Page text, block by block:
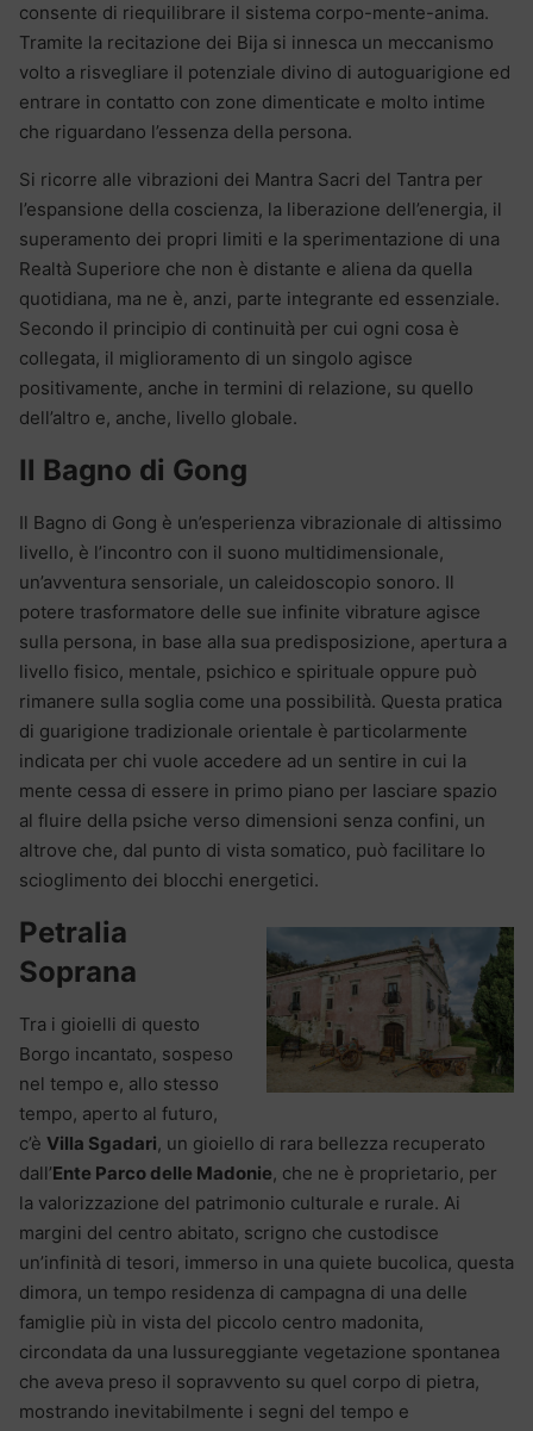
consente di riequilibrare il sistema corpo-mente-anima.
Tramite la recitazione dei Bija si innesca un meccanismo
volto a risvegliare il potenziale divino di autoguarigione ed
entrare in contatto con zone dimenticate e molto intime
che riguardano l’essenza della persona.
Si ricorre alle vibrazioni dei Mantra Sacri del Tantra per
l’espansione della coscienza, la liberazione dell’energia, il
superamento dei propri limiti e la sperimentazione di una
Realtà Superiore che non è distante e aliena da quella
quotidiana, ma ne è, anzi, parte integrante ed essenziale.
Secondo il principio di continuità per cui ogni cosa è
collegata, il miglioramento di un singolo agisce
positivamente, anche in termini di relazione, su quello
dell’altro e, anche, livello globale.
Il Bagno di Gong
Il Bagno di Gong è un’esperienza vibrazionale di altissimo
livello, è l’incontro con il suono multidimensionale,
un’avventura sensoriale, un caleidoscopio sonoro. Il
potere trasformatore delle sue infinite vibrature agisce
sulla persona, in base alla sua predisposizione, apertura a
livello fisico, mentale, psichico e spirituale oppure può
rimanere sulla soglia come una possibilità. Questa pratica
di guarigione tradizionale orientale è particolarmente
indicata per chi vuole accedere ad un sentire in cui la
mente cessa di essere in primo piano per lasciare spazio
al fluire della psiche verso dimensioni senza confini, un
altrove che, dal punto di vista somatico, può facilitare lo
scioglimento dei blocchi energetici.
Petralia
Soprana
Tra i gioielli di questo
Borgo incantato, sospeso
nel tempo e, allo stesso
tempo, aperto al futuro,
c’è Villa Sgadari, un gioiello di rara bellezza recuperato
dall’Ente Parco delle Madonie, che ne è proprietario, per
la valorizzazione del patrimonio culturale e rurale. Ai
margini del centro abitato, scrigno che custodisce
un’infinità di tesori, immerso in una quiete bucolica, questa
dimora, un tempo residenza di campagna di una delle
famiglie più in vista del piccolo centro madonita,
circondata da una lussureggiante vegetazione spontanea
che aveva preso il sopravvento su quel corpo di pietra,
mostrando inevitabilmente i segni del tempo e